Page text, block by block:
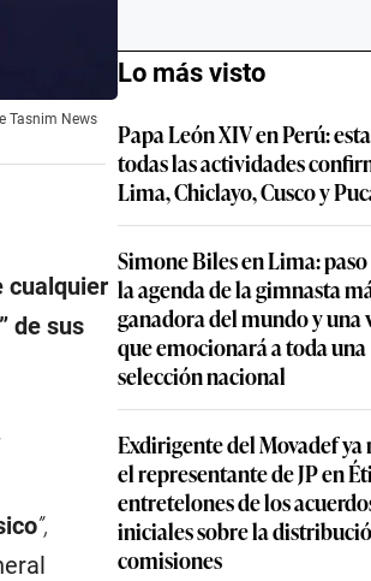
Tasnim News
cualquier
de sus
”,
Lo más visto
Papa León XIV en Perú:
todas las actividades
Lima, Chiclayo, Cusco y
Simone Biles en Lima: paso
la agenda de la gimnasta
ganadora del mundo y una
que emocionará a toda una
selección nacional
Exdirigente del Movadef ya
el representante de JP en
entretelones de los
iniciales sobre la
comisiones